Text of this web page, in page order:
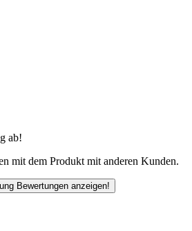
ab!
mit dem Produkt mit anderen Kunden.
Bewertungen anzeigen!